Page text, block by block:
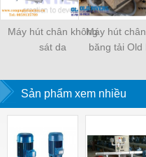
Máy hút chân không
sát da
Máy hút
băng tải Old
Sản phẩm xem nhiều